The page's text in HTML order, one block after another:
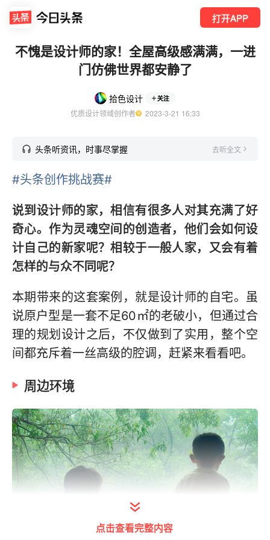
打开APP
不愧是设计师的家！全屋高级感满满，一进
门仿佛世界都安静了
拾色设计 关注
优质设计领域创作者
  2023-3-21 16:33
头条听资讯，时事尽掌握 去听全文
#头条创作挑战赛#
说到设计师的家，相信有很多人对其充满了好
奇心。作为灵魂空间的创造者，他们会如何设
计自己的新家呢？相较于一般人家，又会有着
怎样的与众不同呢？
本期带来的这套案例，就是设计师的自宅。虽
说原户型是一套不足60㎡的老破小，但通过合
理的规划设计之后，不仅做到了实用，整个空
间都充斥着一丝高级的腔调，赶紧来看看吧。
周边环境
点击查看完整内容